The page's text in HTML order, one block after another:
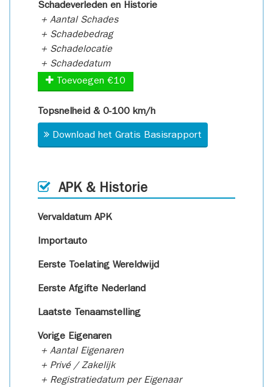
Schadeverleden en Historie
+ Aantal Schades
+ Schadebedrag
+ Schadelocatie
+ Schadedatum
Toevoegen €10
Topsnelheid & 0-100 km/h
Download het Gratis Basisrapport
APK & Historie
Vervaldatum APK
Importauto
Eerste Toelating Wereldwijd
Eerste Afgifte Nederland
Laatste Tenaamstelling
Vorige Eigenaren
+ Aantal Eigenaren
+ Privé / Zakelijk
+ Registratiedatum per Eigenaar